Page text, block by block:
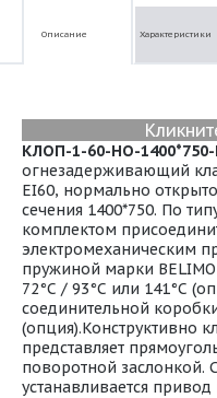
Описание Характеристики
КЛОП-1-60-НО-
огнезадерживающий
EI60, нормально
сечения 1400*750. По
комплектом
электромеханическим
пружиной марки
72°С / 93°С или 141°С
соединительной
(опция).Конструктивно
представляет
поворотной заслонкой.
устанавливается